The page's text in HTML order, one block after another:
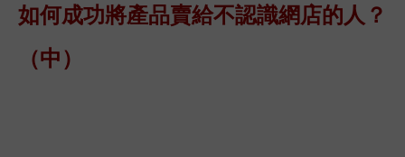
如何成功將產品賣給不認識網店的人？
（中）